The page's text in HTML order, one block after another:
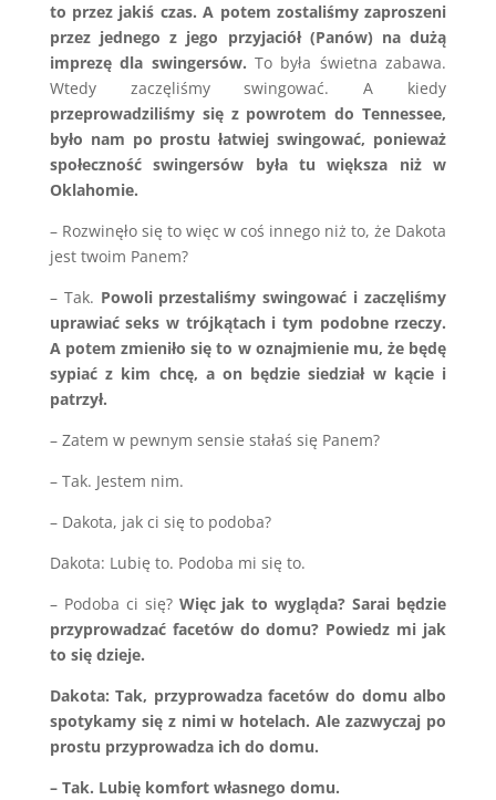
to przez jakiś czas. A potem zostaliśmy zaproszeni
przez jednego z jego przyjaciół (Panów) na dużą
imprezę dla swingersów. To była świetna zabawa.
Wtedy zaczęliśmy swingować. A kiedy
przeprowadziliśmy się z powrotem do Tennessee,
było nam po prostu łatwiej swingować, ponieważ
społeczność swingersów była tu większa niż w
Oklahomie.
– Rozwinęło się to więc w coś innego niż to, że Dakota
jest twoim Panem?
– Tak. Powoli przestaliśmy swingować i zaczęliśmy
uprawiać seks w trójkątach i tym podobne rzeczy.
A potem zmieniło się to w oznajmienie mu, że będę
sypiać z kim chcę, a on będzie siedział w kącie i
patrzył.
– Zatem w pewnym sensie stałaś się Panem?
– Tak. Jestem nim.
– Dakota, jak ci się to podoba?
Dakota: Lubię to. Podoba mi się to.
– Podoba ci się? Więc jak to wygląda? Sarai będzie
przyprowadzać facetów do domu? Powiedz mi jak
to się dzieje.
Dakota: Tak, przyprowadza facetów do domu albo
spotykamy się z nimi w hotelach. Ale zazwyczaj po
prostu przyprowadza ich do domu.
– Tak. Lubię komfort własnego domu.